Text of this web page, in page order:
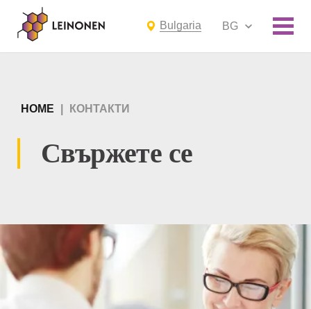
Bulgaria BG
HOME КОНТАКТИ
Свържете се